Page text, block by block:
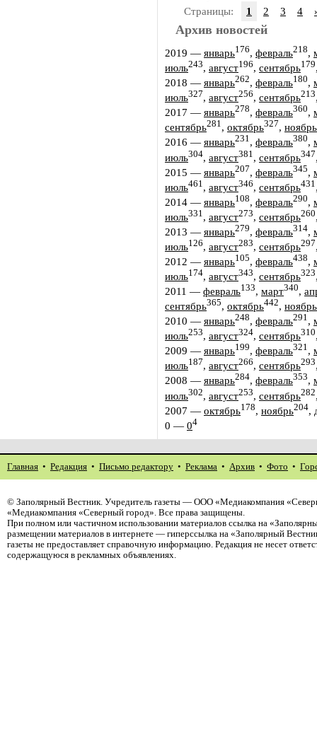
Страницы:
1 2 3 4
Архив новостей
2019 — январь176, февраль218,
июль243, август196, сентябрь179
2018 — январь262, февраль180,
июль327, август256, сентябрь213
2017 — январь278, февраль360,
сентябрь281, октябрь327, ноябрь
2016 — январь231, февраль380,
июль304, август381 , сентябрь347
2015 — январь207, февраль345,
июль461 , август346, сентябрь431
2014 — январь108, февраль290,
июль331 , август273, сентябрь260
2013 — январь279, февраль314,
июль126, август283, сентябрь297
2012 — январь105, февраль438,
июль174, август343, сентябрь323
2011 — февраль133, март340,
сентябрь365, октябрь442, ноябрь
2010 — январь248, февраль291,
июль253, август324, сентябрь310
2009 — январь199, февраль321,
июль187, август266, сентябрь293
2008 — январь284, февраль353,
июль302, август253, сентябрь282
2007 — октябрь178, ноябрь204,
0 — 04
Главная • Редакция • Письмо редактору • Реклама • Архив • Фото •
© Заполярный Вестник. Учредитель газеты — ООО «Медиакомпания
«Медиакомпания «Северный город». Все права защищены.
При полном или частичном использовании материалов ссылка на
размещении материалов в интернете — гиперссылка на «Заполярный
газеты не предоставляет справочную информацию. Редакция не несет
содержащуюся в рекламных объявлениях.